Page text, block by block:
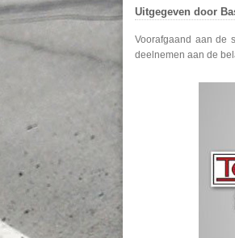
Uitgegeven door
Voorafgaand aan de
deelnemen aan de